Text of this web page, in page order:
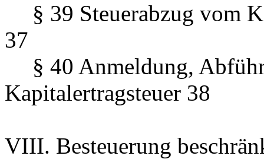
§ 39 Steuerabzug vom
37
§ 40 Anmeldung,
Kapitalertragsteuer 38
VIII. Besteuerung